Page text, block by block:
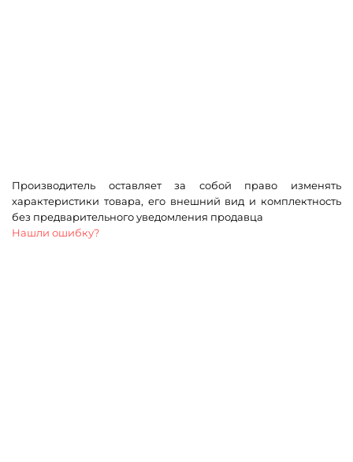
Производитель оставляет за собой право изменять
характеристики товара, его внешний вид и комплектность
без предварительного уведомления продавца
Нашли ошибку?